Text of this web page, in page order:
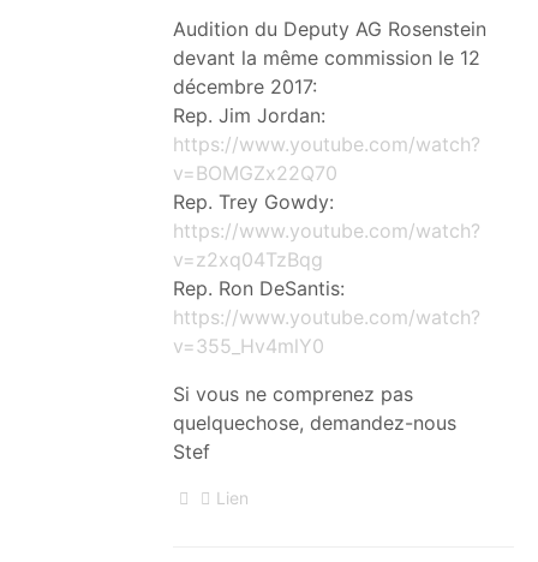
Audition du Deputy AG Rosenstein
devant la même commission le 12
décembre 2017:
Rep. Jim Jordan:
https://www.youtube.com/watch?
v=BOMGZx22Q70
Rep. Trey Gowdy:
https://www.youtube.com/watch?
v=z2xq04TzBqg
Rep. Ron DeSantis:
https://www.youtube.com/watch?
v=355_Hv4mlY0
Si vous ne comprenez pas
quelquechose, demandez-nous
Stef
Lien